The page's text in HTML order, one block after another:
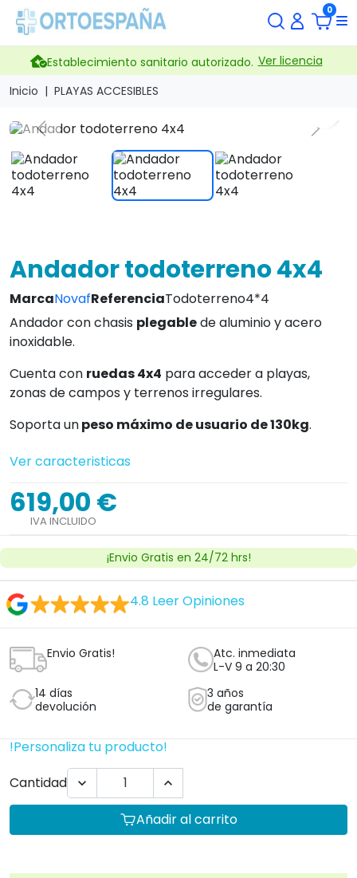
0
Establecimiento sanitario autorizado. Ver licencia
Inicio
PLAYAS ACCESIBLES
Previous Next
Andador todoterreno 4x4
MarcaNovafReferenciaTodoterreno4*4
Andador con chasis plegablede aluminio y acero
inoxidable.
Cuenta con ruedas 4x4 para acceder a playas,
zonas de campos y terrenos irregulares.
Soporta unpeso máximo de usuario de 130kg.
Ver caracteristicas
619,00 €
IVA INCLUIDO
¡Envio Gratis en 24/72 hrs!
4.8 Leer Opiniones
Envio Gratis!
Atc. inmediata
L-V 9 a 20:30
14 días
devolución
3 años
de garantía
!Personaliza tu producto!
Cantidad
 
Añadir al carrito